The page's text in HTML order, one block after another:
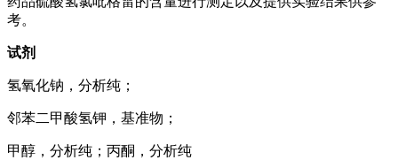
考。
试剂
氢氧化钠，分析纯；
邻苯二甲酸氢钾，基准物；
甲醇，分析纯；丙酮，分析纯